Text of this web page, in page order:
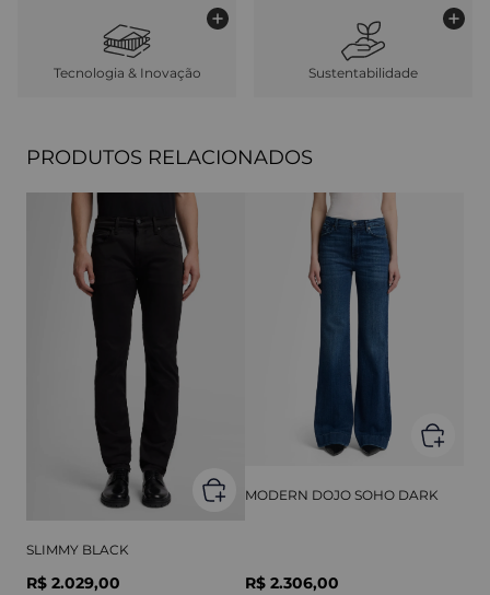
Tecnologia & Inovação Sustentabilidade
PRODUTOS RELACIONADOS
SLIMMY BLACK
R$ 2.029,00
MODERN DOJO SOHO DARK
R$ 2.306,00